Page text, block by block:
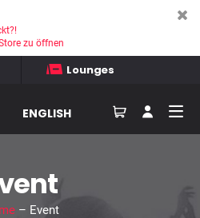
Lounges
ENGLISH
– Event
zu öffnen